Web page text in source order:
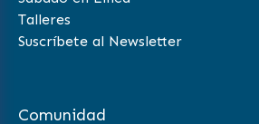
Talleres
Suscríbete al Newsletter
Comunidad